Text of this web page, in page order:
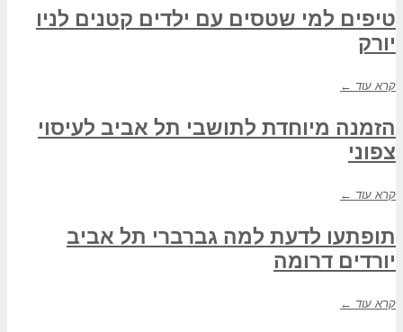
טיפים למי שטסים עם ילדים קטנים לניו
יורק
קרא עוד ←
הזמנה מיוחדת לתושבי תל אביב לעיסוי
צפוני
קרא עוד ←
תופתעו לדעת למה גברברי תל אביב
יורדים דרומה
קרא עוד ←